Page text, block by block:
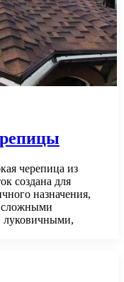
черепица из
создана для
назначения,
сложными
луковичными,